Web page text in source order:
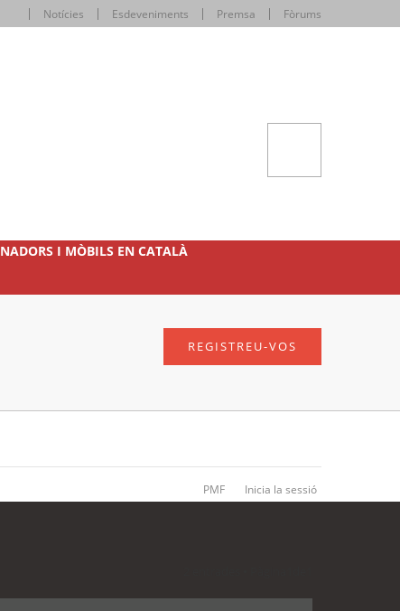
Notícies Esdeveniments Premsa Fòrums
I MÒBILS EN CATALÀ
REGISTREU-VOS
PMF Inicia la sessió